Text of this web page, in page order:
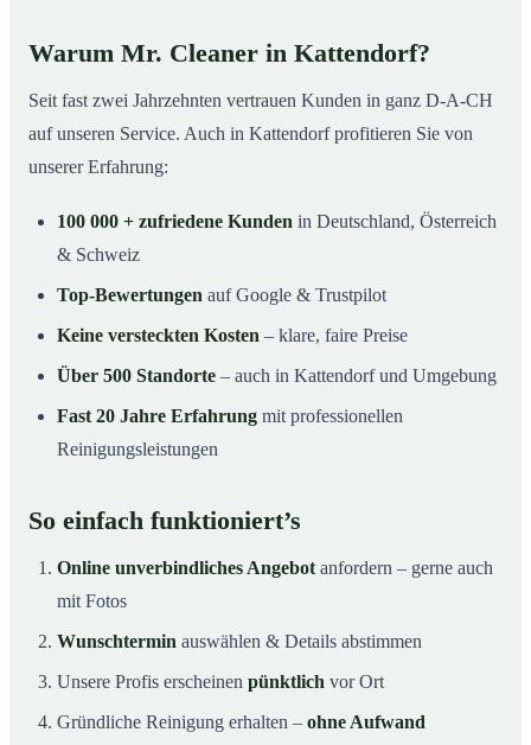
Warum Mr. Cleaner in Kattendorf?
Seit fast zwei Jahrzehnten vertrauen Kunden in ganz D-A-CH
auf unseren Service. Auch in Kattendorf profitieren Sie von
unserer Erfahrung:
100 000 + zufriedene Kunden in Deutschland, Österreich
& Schweiz
Top-Bewertungen auf Google & Trustpilot
Keine versteckten Kosten – klare, faire Preise
Über 500 Standorte – auch in Kattendorf und Umgebung
Fast 20 Jahre Erfahrung mit professionellen
Reinigungsleistungen
So einfach funktioniert’s
Online unverbindliches Angebot anfordern – gerne auch
mit Fotos
Wunschtermin auswählen & Details abstimmen
Unsere Profis erscheinen pünktlich vor Ort
Gründliche Reinigung erhalten – ohne Aufwand